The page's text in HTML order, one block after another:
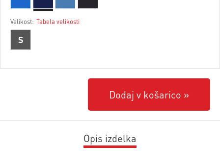
Velikost: Tabela velikosti
S
Dodaj v košarico
Opis izdelka